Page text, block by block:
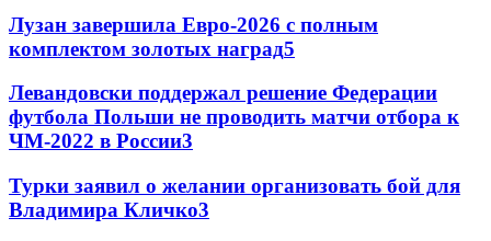
Лузан завершила Евро-2026 с полным
комплектом золотых наград5
Левандовски поддержал решение Федерации
футбола Польши не проводить матчи отбора к
ЧМ-2022 в России3
Турки заявил о желании организовать бой для
Владимира Кличко3